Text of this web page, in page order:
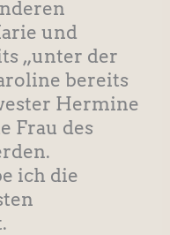
und
„unter der
bereits
Hermine
Frau des
ich die